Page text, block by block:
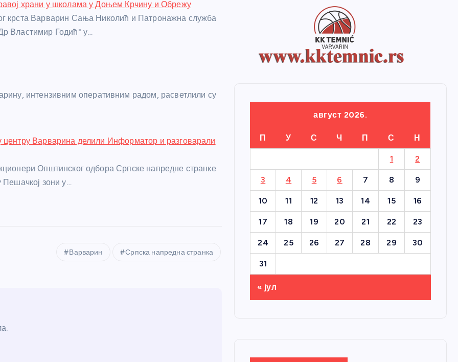
храни у школама у Доњем Крчину и Обрежу
крста Варварин Сања Николић и Патронажна служба
Властимир Годић" у…
интензивним оперативним радом, расветлили су
Варварина делили Информатор и разговарали
Општинског одбора Српске напредне странке
зони у…
Варварин Српска напредна странка
август 2026.
П У С Ч П С Н
1 2
3 4 5 6 7 8 9
10 11 12 13 14 15 16
17 18 19 20 21 22 23
24 25 26 27 28 29 30
31
« јул